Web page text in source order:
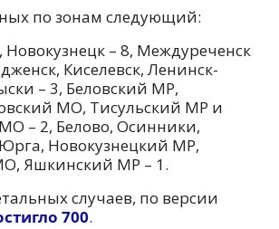
по зонам следующий:
Новокузнецк – 8, Междуреченск
Киселевск, Ленинск-
– 3, Беловский МР,
МО, Тисульский МР и
– 2, Белово, Осинники,
Новокузнецкий МР,
Яшкинский МР – 1.
случаев, по версии
700.